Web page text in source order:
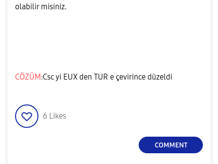
olabilir misiniz.
CÖZÜM:Csc yi EUX den TUR e çevirince düzeldi
6 Likes
COMMENT